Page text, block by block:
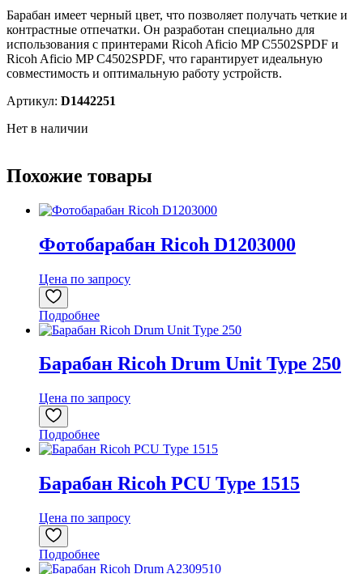
Барабан имеет черный цвет, что позволяет получать четкие и
контрастные отпечатки. Он разработан специально для
использования с принтерами Ricoh Aficio MP C5502SPDF и
Ricoh Aficio MP C4502SPDF, что гарантирует идеальную
совместимость и оптимальную работу устройств.
Артикул: D1442251
Нет в наличии
Похожие товары
Фотобарабан Ricoh D1203000
Цена по запросу
Подробнее
Барабан Ricoh Drum Unit Type 250
Цена по запросу
Подробнее
Барабан Ricoh PCU Type 1515
Цена по запросу
Подробнее